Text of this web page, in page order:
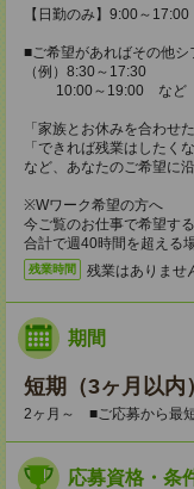
【日勤のみ】9:00～17:00
■ご希望があればその他シ
（例）8:30～17:30
10:00～19:00 など
「家族とお休みを合わせた
「できれば残業はしたくな
など、あなたのご希望に
※Wワーク希望の方へ
今ご覧のお仕事で希望す
合計で週40時間を超える
残業時間 残業はありませ
期間
短期（3ヶ月以内）
2ヶ月～ ■ご応募から最
応募資格・条